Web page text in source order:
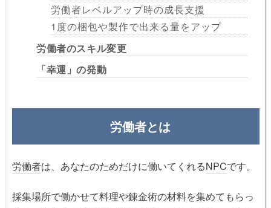
労働者レベルアップ時の成長支援
1度の梱包や製作で出来る量をアップ
労働者のスキル変更
「幸運」の発動
労働者とは
労働者は、あなたのためだけに働いてくれるNPCです。
採集場所で働かせて料理や錬金術の材料を集めてもらっ